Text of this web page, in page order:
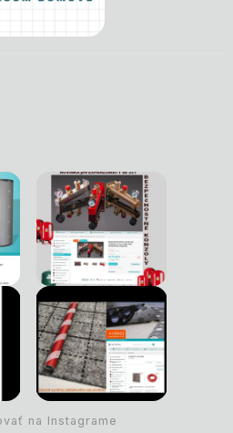
na Instagrame